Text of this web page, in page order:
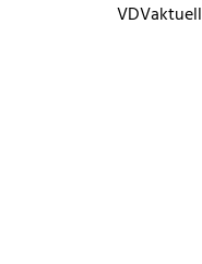
VDVaktuell